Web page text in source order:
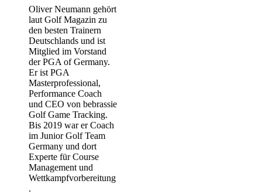
Oliver Neumann gehört
laut Golf Magazin zu
den besten Trainern
Deutschlands und ist
Mitglied im Vorstand
der PGA of Germany.
Er ist PGA
Masterprofessional,
Performance Coach
und CEO von bebrassie
Golf Game Tracking.
Bis 2019 war er Coach
im Junior Golf Team
Germany und dort
Experte für Course
Management und
Wettkampfvorbereitung
.